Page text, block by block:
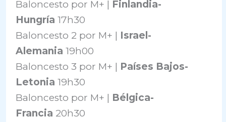
Baloncesto por M+ | Finlandia-
Hungría 17h30
Baloncesto 2 por M+ | Israel-
Alemania 19h00
Baloncesto 3 por M+ | Países Bajos-
Letonia19h30
Baloncesto por M+ | Bélgica-
Francia 20h30